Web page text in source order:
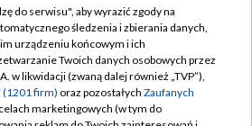
TVP
Regulamin TVP
prywatności
do serwisu", aby wyrazić zgody na
śledzenia i zbierania danych,
urządzeniu końcowym i ich
Twoich danych osobowych przez
w likwidacji (zwaną dalej również „TVP”),
(1201 firm) oraz pozostałych Zaufanych
marketingowych (w tym do